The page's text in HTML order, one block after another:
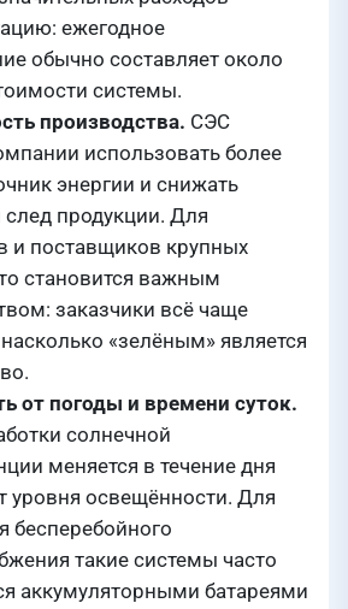
ежегодное
обычно составляет около
системы.
производства. СЭС
использовать более
энергии и снижать
продукции. Для
и поставщиков крупных
становится важным
заказчики всё чаще
«зелёным» является
от погоды и времени суток.
солнечной
меняется в течение дня
уровня освещённости. Для
бесперебойного
такие системы часто
аккумуляторными батареями